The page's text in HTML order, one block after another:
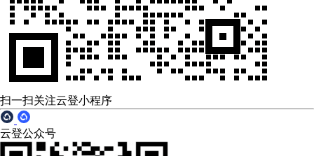
扫一扫关注云登小程序
云登公众号